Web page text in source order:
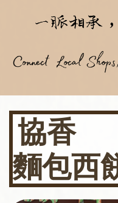
協香
麵包西